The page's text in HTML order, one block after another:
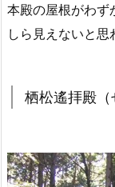
本殿の屋根がわず
しら見えないと思
栖松遙拝殿（